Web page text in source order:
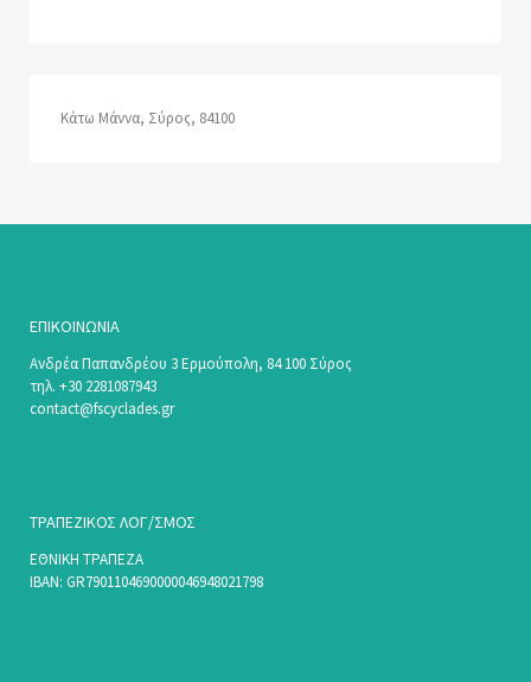
Κάτω Μάννα, Σύρος, 84100
ΕΠΙΚΟΙΝΩΝΊΑ
Ανδρέα Παπανδρέου 3 Ερμούπολη, 84 100 Σύρος
τηλ. +30 2281087943
contact@fscyclades.gr
ΤΡΑΠΕΖΙΚΟΣ ΛΟΓ/ΣΜΟΣ
ΕΘΝΙΚΗ ΤΡΑΠΕΖΑ
ΙΒΑΝ: GR7901104690000046948021798